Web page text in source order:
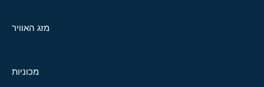
מזג האוויר
מכוניות